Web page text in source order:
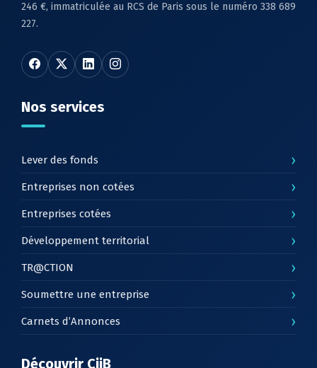
246 €, immatriculée au RCS de Paris sous le numéro 338 689
227.
Nos services
Lever des fonds ›
Entreprises non cotées ›
Entreprises cotées ›
Développement territorial ›
TR@CTION ›
Soumettre une entreprise ›
Carnets d’Annonces ›
Découvrir CiiB